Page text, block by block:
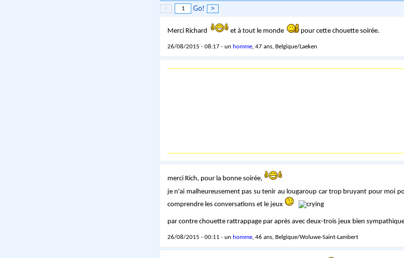
< Go! >
Merci Richard et à tout le monde pour cette chouette soirée.
26/08/2015 - 08:17 - un homme, 47 ans, Belgique/Laeken
merci Rich, pour la bonne soirée,
je n'ai malheureusement pas su tenir au lougaroup car trop bruyant pour moi
comprendre les conversations et le jeux
par contre chouette rattrappage par après avec deux-trois jeux bien
26/08/2015 - 00:11 - un homme, 46 ans, Belgique/Woluwe-Saint-Lambert